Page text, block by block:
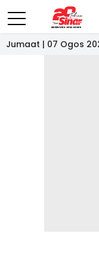
Jumaat | 07 Ogos